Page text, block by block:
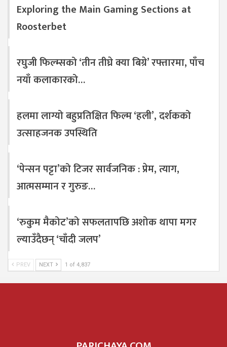
Exploring the Main Gaming Sections at
Roosterbet
रघुजी फिल्म्सको ‘तीन तीघ्रे क्या बिग्रे’ रफ्तारमा, पाँच
नयाँ कलाकारको…
हलमा लाग्यो बहुप्रतिक्षित फिल्म ‘हली’, दर्शकको
उत्साहजनक उपस्थिति
‘पेन्सन पट्टा’को टिजर सार्वजनिक : प्रेम, त्याग,
आत्मसम्मान र गुरुङ…
‘रुकुम मैकोट’को सफलतापछि अशोक थापा मगर
ल्याउँदैछन् ‘चाँदी जलप’
PREV NEXT 1 of 4,837